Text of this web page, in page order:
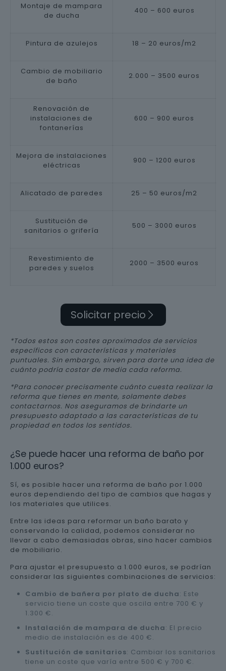
Montaje de mampara
de ducha
400 – 600 euros
Pintura de azulejos 18 – 20 euros/m2
Cambio de mobiliario
de baño
2.000 – 3500 euros
Renovación de
instalaciones de
fontanerías
600 – 900 euros
Mejora de instalaciones
eléctricas
900 – 1200 euros
Alicatado de paredes 25 – 50 euros/m2
Sustitución de
sanitarios o grifería
500 – 3000 euros
Revestimiento de
paredes y suelos
2000 – 3500 euros
Solicitar precio
*Todos estos son costes aproximados de servicios
específicos con características y materiales
puntuales. Sin embargo, sirven para darte una idea de
cuánto podría costar de media cada reforma.
*Para conocer precisamente cuánto cuesta realizar la
reforma que tienes en mente, solamente debes
contactarnos. Nos aseguramos de brindarte un
presupuesto adaptado a las características de tu
propiedad en todos los sentidos.
¿Se puede hacer una reforma de baño por
1.000 euros?
Sí, es posible hacer una reforma de baño por 1.000
euros dependiendo del tipo de cambios que hagas y
los materiales que utilices.
Entre las ideas para reformar un baño barato y
conservando la calidad, podemos considerar no
llevar a cabo demasiadas obras, sino hacer cambios
de mobiliario.
Para ajustar el presupuesto a 1.000 euros, se podrían
considerar las siguientes combinaciones de servicios:
Cambio de bañera por plato de ducha: Este
servicio tiene un coste que oscila entre 700 € y
1.300 €.
Instalación de mampara de ducha: El precio
medio de instalación es de 400 €.
Sustitución de sanitarios: Cambiar los sanitarios
tiene un coste que varía entre 500 € y 700 €.